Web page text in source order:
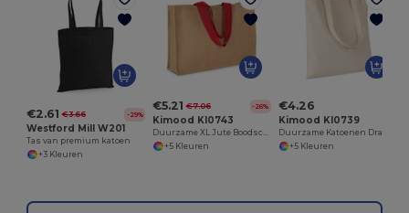
€2.61 €3.66 -29%
Westford Mill W201
Tas van premium katoen
+3 Kleuren
€5.21 €7.06 -26%
Kimood KI0743
Duurzame XL Jute Boodschappentas
+5 Kleuren
€4.26
Kimood KI0739
+5 Kleuren